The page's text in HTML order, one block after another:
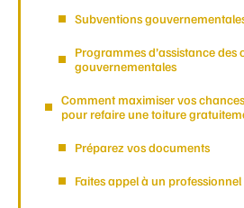
Subventions
Programmes d’assistance
gouvernementales
Comment maximiser vos
pour refaire une toiture
Préparez vos documents
Faites appel à un